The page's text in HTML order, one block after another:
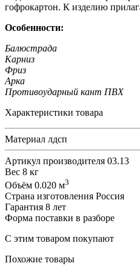
гофрокартон. К изделию
Особенности:
Балюстрада
Карниз
Фриз
Арка
Противоударный кант ПВХ
Характеристики товара
Материал лдсп
Артикул производителя 03.13
Вес 8 кг
Объём 0.020 м3
Страна изготовления Россия
Гарантия 8 лет
Форма поставки в разборе
С этим товаром покупают
Похожие товары